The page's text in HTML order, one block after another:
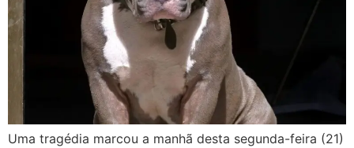
Uma tragédia marcou a manhã desta segunda-feira (21)